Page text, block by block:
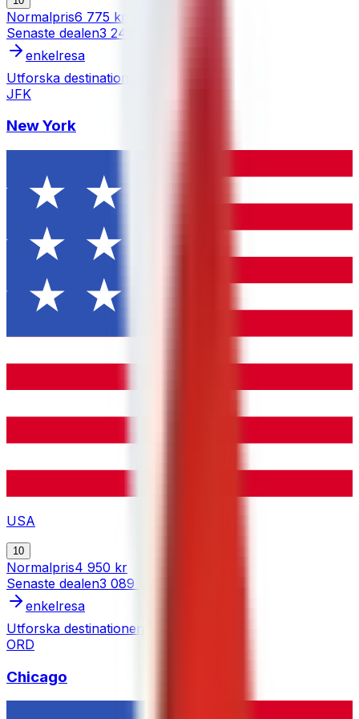
Normalpris6 775 kr
Senaste dealen3 249 kr
enkelresa
Utforska destinationen
JFK
New York
USA
10
Normalpris4 950 kr
Senaste dealen3 089 kr
enkelresa
Utforska destinationen
ORD
Chicago